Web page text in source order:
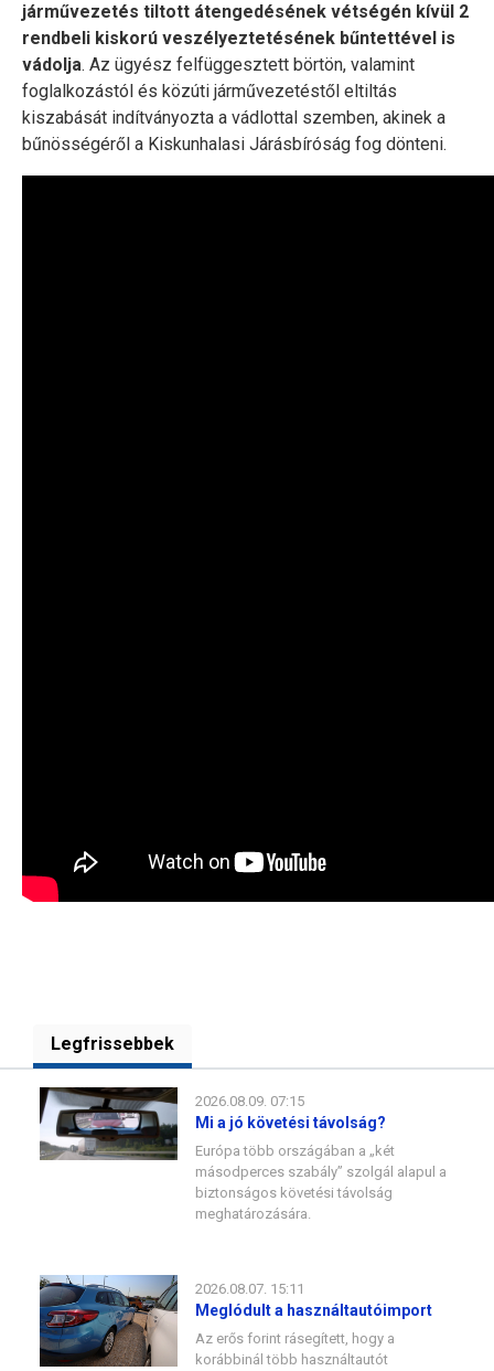
járművezetés tiltott átengedésének vétségén kívül 2
rendbeli kiskorú veszélyeztetésének bűntettével is
vádolja. Az ügyész felfüggesztett börtön, valamint
foglalkozástól és közúti járművezetéstől eltiltás
kiszabását indítványozta a vádlottal szemben, akinek a
bűnösségéről a Kiskunhalasi Járásbíróság fog dönteni.
Legfrissebbek
2026.08.09. 07:15
Mi a jó követési távolság?
Európa több országában a „két
másodperces szabály” szolgál alapul a
biztonságos követési távolság
meghatározására.
2026.08.07. 15:11
Meglódult a használtautóimport
Az erős forint rásegített, hogy a
korábbinál több használtautót